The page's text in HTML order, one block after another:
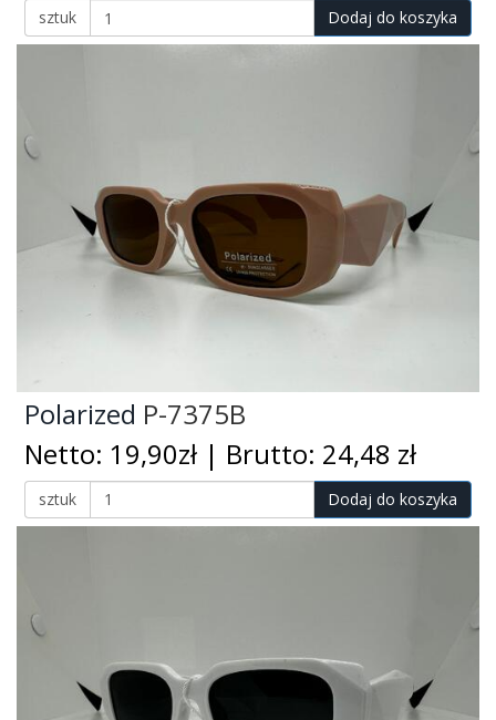
sztuk Dodaj do koszyka
Polarized P-7375B
Netto: 19,90zł | Brutto: 24,48 zł
sztuk Dodaj do koszyka